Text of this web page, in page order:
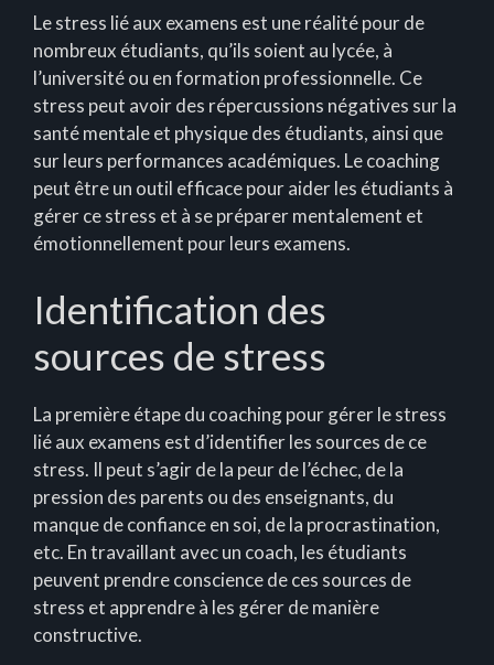
Le stress lié aux examens est une réalité pour de
nombreux étudiants, qu’ils soient au lycée, à
l’université ou en formation professionnelle. Ce
stress peut avoir des répercussions négatives sur la
santé mentale et physique des étudiants, ainsi que
sur leurs performances académiques. Le coaching
peut être un outil efficace pour aider les étudiants à
gérer ce stress et à se préparer mentalement et
émotionnellement pour leurs examens.
Identification des
sources de stress
La première étape du coaching pour gérer le stress
lié aux examens est d’identifier les sources de ce
stress. Il peut s’agir de la peur de l’échec, de la
pression des parents ou des enseignants, du
manque de confiance en soi, de la procrastination,
etc. En travaillant avec un coach, les étudiants
peuvent prendre conscience de ces sources de
stress et apprendre à les gérer de manière
constructive.